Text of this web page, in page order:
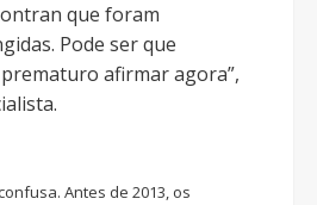
que foram
Pode ser que
afirmar agora”,
Antes de 2013, os